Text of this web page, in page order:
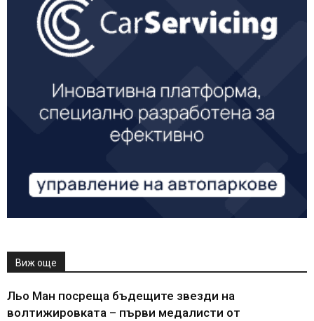
Виж още
Льо Ман посреща бъдещите звезди на
волтижировката – първи медалисти от